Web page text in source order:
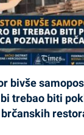
bivše
trebao biti